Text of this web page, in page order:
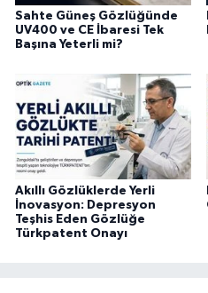
Sahte Güneş Gözlüğünde
UV400 ve CE İbaresi Tek
Başına Yeterli mi?
Akıllı Gözlüklerde Yerli
İnovasyon: Depresyon
Teşhis Eden Gözlüğe
Türkpatent Onayı